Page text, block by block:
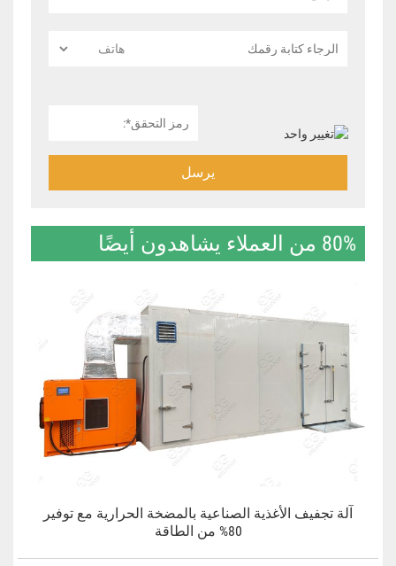
يرسل
80% من العملاء يشاهدون أيضًا
آلة تجفيف الأغذية الصناعية بالمضخة الحرارية مع توفير
80% من الطاقة